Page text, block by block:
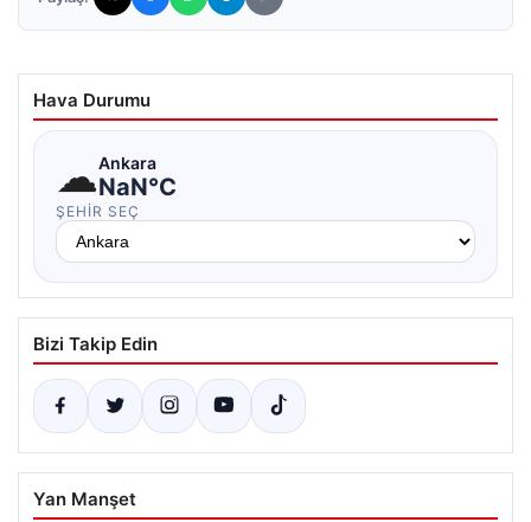
Hava Durumu
☁Ankara
NaN°C
ŞEHIR SEÇ
Bizi Takip Edin
Yan Manşet